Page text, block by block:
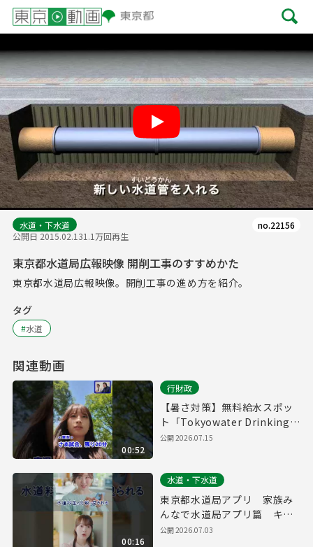
Play
水道・下水道
公開日 2015.02.131.1万回再生
no.22156
東京都水道局広報映像 開削工事のすすめかた
東京都水道局広報映像。開削工事の進め方を紹介。
タグ
#水道
関連動画
00:52
行財政
【暑さ対策】無料給水スポッ
ト「Tokyowater Drinking
Station」をご存じですか？
公開2026.07.15
00:16
水道・下水道
東京都水道局アプリ 家族み
んなで水道局アプリ篇 キャ
ッシュレス・水道料金 縦
公開2026.07.03